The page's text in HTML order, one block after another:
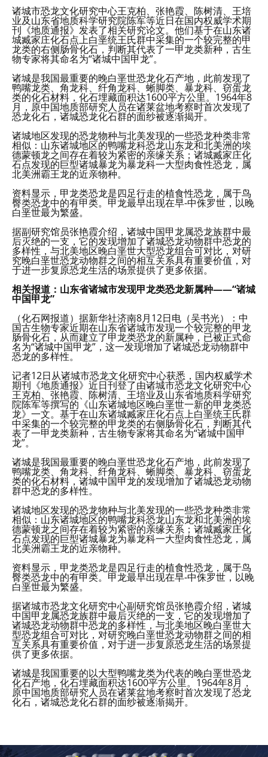
诸城市恐龙文化研究中心王克柏、张艳霞、陈树清、王培
业及山东省地质科学研究院陈军等近日在国内权威学术期
刊《地质通报》发表了相关研究论文。他们基于在山东诸
城臧家庄化石点上白垩统王氏群中采集的一个较完整的甲
龙类的右侧肠骨化石，判断其代表了一甲龙类新种，古生
物专家将其命名为“诸城中国甲龙”。
诸城是我国最重要的晚白垩世恐龙化石产地，此前发现了
鸭嘴龙类、角龙科、纤角龙科、蜥脚类、暴龙科、窃蛋龙
类的化石材料，化石埋藏面积达1600平方公里。1964年8
月，原中国地质部研究人员在诸莱盆地考察时首次发现了
恐龙化石，诸城恐龙化石群的面纱被逐渐揭开。
诸城地区发现的恐龙物种与北美发现的一些恐龙种类非常
相似：山东诸城地区的鸭嘴龙科恐龙山东龙和北美洲的埃
德蒙顿龙之间存在着较为紧密的亲缘关系；诸城臧家庄化
石点发现的巨型诸城暴龙为暴龙科一大型肉食性恐龙，属
北美洲霸王龙的近亲物种。
资料显示，甲龙类恐龙是四足行走的植食性恐龙，属于鸟
臀类恐龙中的有甲类。甲龙最早出现在早-中侏罗世，以晚
白垩世最为繁盛。
据副研究馆员张艳霞介绍，诸城中国甲龙属恐龙族群中最
后灭绝的一支，它的发现增加了诸城恐龙动物群中恐龙的
多样性，与北美地区晚白垩世大型恐龙组合可对比，对研
究晚白垩世恐龙动物群之间的相互关系具有重要价值，对
于进一步复原恐龙生活的场景提供了更多依据。
相关报道：山东省诸城市发现甲龙类恐龙新属种——“诸城
中国甲龙”
（化石网报道）据新华社济南8月12日电（吴书光）：中
国古生物专家近期在山东省诸城市发现一个较完整的甲龙
肠骨化石，从而建立了甲龙类恐龙的新属种，已被正式命
名为“诸城中国甲龙”，这一发现增加了诸城恐龙动物群中
恐龙的多样性。
记者12日从诸城市恐龙文化研究中心获悉，国内权威学术
期刊《地质通报》近日刊登了由诸城市恐龙文化研究中心
王克柏、张艳霞、陈树清、王培业及山东省地质科学研究
院陈军等撰写的《山东诸城地区晚白垩世一新的甲龙类恐
龙》一文。基于在山东诸城臧家庄化石点上白垩统王氏群
中采集的一个较完整的甲龙类的右侧肠骨化石，判断其代
表了一甲龙类新种，古生物专家将其命名为“诸城中国甲
龙”。
诸城是我国最重要的晚白垩世恐龙化石产地，此前发现了
鸭嘴龙类、角龙科、纤角龙科、蜥脚类、暴龙科、窃蛋龙
类的化石材料，诸城中国甲龙的发现增加了诸城恐龙动物
群中恐龙的多样性。
诸城地区发现的恐龙物种与北美发现的一些恐龙种类非常
相似：山东诸城地区的鸭嘴龙科恐龙山东龙和北美洲的埃
德蒙顿龙之间存在着较为紧密的亲缘关系；诸城臧家庄化
石点发现的巨型诸城暴龙为暴龙科一大型肉食性恐龙，属
北美洲霸王龙的近亲物种。
资料显示，甲龙类恐龙是四足行走的植食性恐龙，属于鸟
臀类恐龙中的有甲类。甲龙最早出现在早-中侏罗世，以晚
白垩世最为繁盛。
据诸城市恐龙文化研究中心副研究馆员张艳霞介绍，诸城
中国甲龙属恐龙族群中最后灭绝的一支，它的发现增加了
诸城恐龙动物群中恐龙的多样性，与北美地区晚白垩世大
型恐龙组合可对比，对研究晚白垩世恐龙动物群之间的相
互关系具有重要价值，对于进一步复原恐龙生活的场景提
供了更多依据。
诸城是我国重要的以大型鸭嘴龙类为代表的晚白垩世恐龙
化石产地，化石埋藏面积达1600平方公里。1964年8月，
原中国地质部研究人员在诸莱盆地考察时首次发现了恐龙
化石，诸城恐龙化石群的面纱被逐渐揭开。